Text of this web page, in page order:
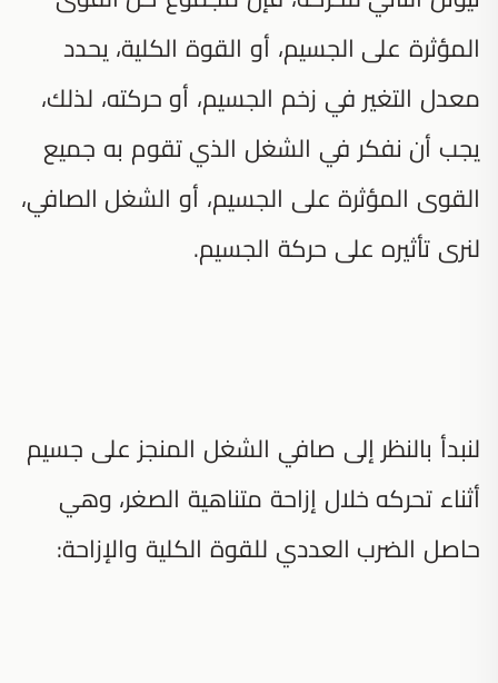
المؤثرة على الجسيم، أو القوة الكلية، يحدد
معدل التغير في زخم الجسيم، أو حركته، لذلك،
يجب أن نفكر في الشغل الذي تقوم به جميع
القوى المؤثرة على الجسيم، أو الشغل الصافي،
لنرى تأثيره على حركة الجسيم.
لنبدأ بالنظر إلى صافي الشغل المنجز على جسيم
أثناء تحركه خلال إزاحة متناهية الصغر، وهي
حاصل الضرب العددي للقوة الكلية والإزاحة: